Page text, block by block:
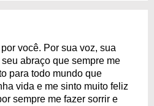
você. Por sua voz, sua
abraço que sempre me
para todo mundo que
vida e me sinto muito feliz
sempre me fazer sorrir e